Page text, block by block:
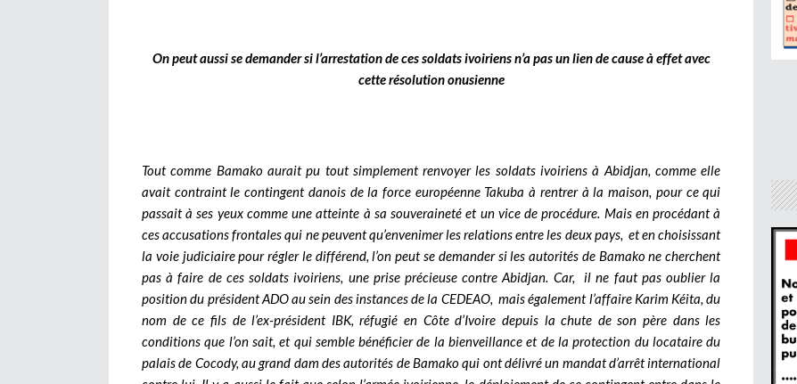
On peut aussi se demander si l’arrestation de ces soldats ivoiriens n’a pas un lien de cause à effet avec
cette résolution onusienne
Tout comme Bamako aurait pu tout simplement renvoyer les soldats ivoiriens à Abidjan, comme elle
avait contraint le contingent danois de la force européenne Takuba à rentrer à la maison, pour ce qui
passait à ses yeux comme une atteinte à sa souveraineté et un vice de procédure. Mais en procédant à
ces accusations frontales qui ne peuvent qu’envenimer les relations entre les deux pays, et en choisissant
la voie judiciaire pour régler le différend, l’on peut se demander si les autorités de Bamako ne cherchent
pas à faire de ces soldats ivoiriens, une prise précieuse contre Abidjan. Car, il ne faut pas oublier la
position du président ADO au sein des instances de la CEDEAO, mais également l’affaire Karim Kéita, du
nom de ce fils de l’ex-président IBK, réfugié en Côte d’Ivoire depuis la chute de son père dans les
conditions que l’on sait, et qui semble bénéficier de la bienveillance et de la protection du locataire du
palais de Cocody, au grand dam des autorités de Bamako qui ont délivré un mandat d’arrêt international